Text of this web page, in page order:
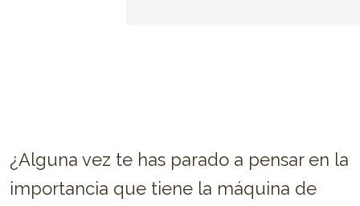
¿Alguna vez te has parado a pensar en la
importancia que tiene la máquina de